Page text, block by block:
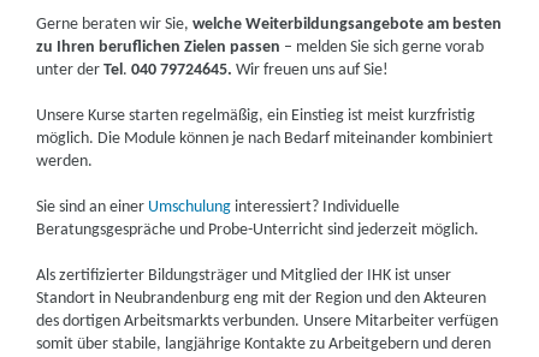
Gerne beraten wir Sie,welche Weiterbildungsangebote am besten
zu Ihren beruflichen Zielen passen – melden Sie sich gerne vorab
unter derTel.040 79724645.Wir freuen uns auf Sie!
Unsere Kurse starten regelmäßig, ein Einstieg ist meist kurzfristig
möglich. Die Module können je nach Bedarf miteinander kombiniert
werden.
Sie sind an einer Umschulung interessiert? Individuelle
Beratungsgespräche und Probe-Unterricht sind jederzeit möglich.
Als zertifizierter Bildungsträger und Mitglied der IHK ist unser
Standort in Neubrandenburg eng mit der Region und den Akteuren
des dortigen Arbeitsmarkts verbunden. Unsere Mitarbeiter verfügen
somit über stabile, langjährige Kontakte zu Arbeitgebern und deren